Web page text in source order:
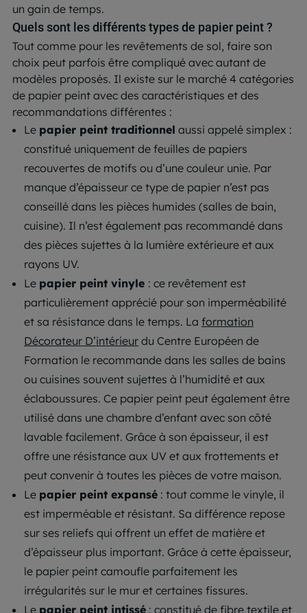
un gain de temps.
Quels sont les différents types de papier peint ?
Tout comme pour les revêtements de sol, faire son
choix peut parfois être compliqué avec autant de
modèles proposés. Il existe sur le marché 4 catégories
de papier peint avec des caractéristiques et des
recommandations différentes :
Le papier peint traditionnel aussi appelé simplex :
constitué uniquement de feuilles de papiers
recouvertes de motifs ou d’une couleur unie. Par
manque d’épaisseur ce type de papier n’est pas
conseillé dans les pièces humides (salles de bain,
cuisine). Il n’est également pas recommandé dans
des pièces sujettes à la lumière extérieure et aux
rayons UV.
Le papier peint vinyle : ce revêtement est
particulièrement apprécié pour son imperméabilité
et sa résistance dans le temps. La formation
Décorateur D’intérieur du Centre Européen de
Formation le recommande dans les salles de bains
ou cuisines souvent sujettes à l’humidité et aux
éclaboussures. Ce papier peint peut également être
utilisé dans une chambre d’enfant avec son côté
lavable facilement. Grâce à son épaisseur, il est
offre une résistance aux UV et aux frottements et
peut convenir à toutes les pièces de votre maison.
Le papier peint expansé : tout comme le vinyle, il
est imperméable et résistant. Sa différence repose
sur ses reliefs qui offrent un effet de matière et
d’épaisseur plus important. Grâce à cette épaisseur,
le papier peint camoufle parfaitement les
irrégularités sur le mur et certaines fissures.
Le papier peint intissé : constitué de fibre textile et